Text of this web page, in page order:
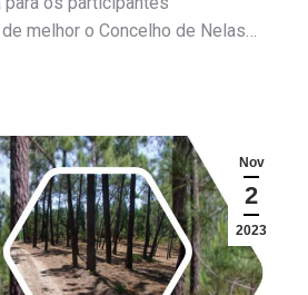
melhor o Concelho de Nelas…
Nov
2
2023